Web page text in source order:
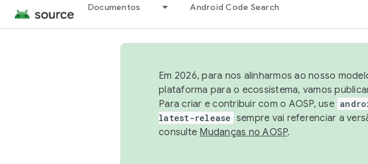
Documentos Android Code Search
Em 2026, para nos alinharmos ao nosso
plataforma para o ecossistema, vamos
Para criar e contribuir com o AOSP, use
latest-release sempre vai referenciar a
consulte Mudanças no AOSP.